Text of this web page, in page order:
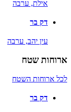
אילת, ערבה
דק בר
עין יהב, ערבה
ארוחות שטח
לכל ארוחות השטח
דק בר